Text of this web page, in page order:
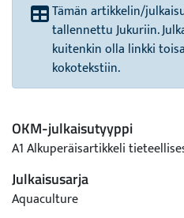
Tämän artikkelin/
tallennettu Jukuriin.
kuitenkin olla linkki
kokotekstiin.
OKM-julkaisutyyppi
A1 Alkuperäisartikkeli
Julkaisusarja
Aquaculture